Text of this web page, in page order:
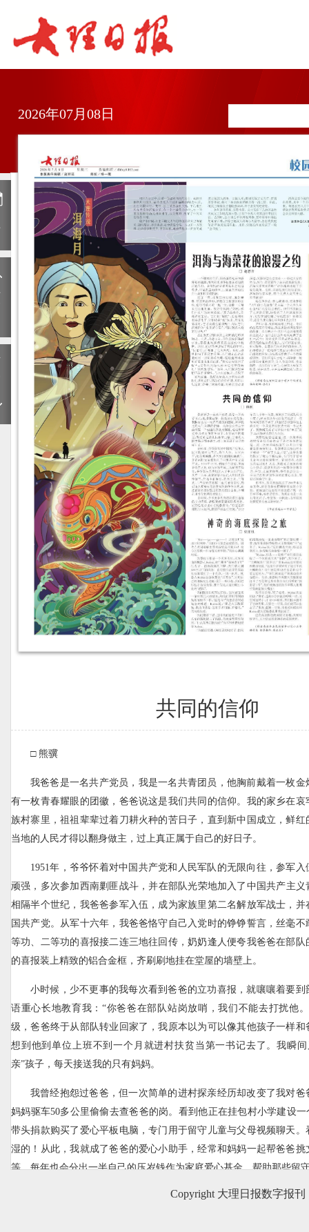
2026年07月08日
共同的信仰
□ 熊骥
我爸爸是一名共产党员，我是一名共青团员，他胸前戴着一枚
有一枚青春耀眼的团徽，爸爸说这是我们共同的信仰。我的家乡在
族村寨里，祖祖辈辈过着刀耕火种的苦日子，直到新中国成立，鲜
当地的人民才得以翻身做主，过上真正属于自己的好日子。
1951年，爷爷怀着对中国共产党和人民军队的无限向往，参军
顽强，多次参加西南剿匪战斗，并在部队光荣地加入了中国共产主义
相隔半个世纪，我爸爸参军入伍，成为家族里第二名解放军战士，
国共产党。从军十六年，我爸爸恪守自己入党时的铮铮誓言，丝毫
等功、二等功的喜报接二连三地往回传，奶奶逢人便夸我爸爸在部
的喜报装上精致的铝合金框，齐刷刷地挂在堂屋的墙壁上。
小时候，少不更事的我每次看到爸爸的立功喜报，就嚷嚷着要
语重心长地教育我：“你爸爸在部队站岗放哨，我们不能去打扰他
级，爸爸终于从部队转业回家了，我原本以为可以像其他孩子一样
想到他到单位上班不到一个月就进村扶贫当第一书记去了。我瞬
亲”孩子，每天接送我的只有妈妈。
我曾经抱怨过爸爸，但一次简单的进村探亲经历却改变了我对
妈妈驱车50多公里偷偷去查爸爸的岗。看到他正在挂包村小学建设一
带头捐款购买了爱心平板电脑，专门用于留守儿童与父母视频聊天
湿的！从此，我就成了爸爸的爱心小助手，经常和妈妈一起帮爸爸
等，每年也会分出一半自己的压岁钱作为家庭爱心基金，帮助那些留
前不久，我又挑选购买了200多本儿童读物，请爸爸替我捐赠给
Copyright 大理日报数字报刊